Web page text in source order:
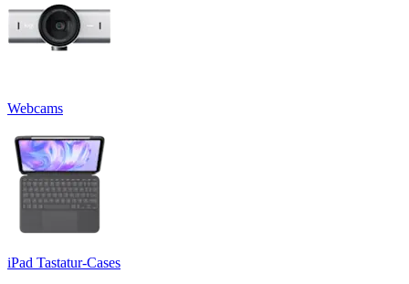
Webcams
iPad Tastatur-Cases